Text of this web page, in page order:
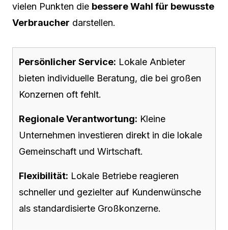
vielen Punkten die bessere Wahl für bewusste
Verbraucher darstellen.
Persönlicher Service: Lokale Anbieter
bieten individuelle Beratung, die bei großen
Konzernen oft fehlt.
Regionale Verantwortung: Kleine
Unternehmen investieren direkt in die lokale
Gemeinschaft und Wirtschaft.
Flexibilität: Lokale Betriebe reagieren
schneller und gezielter auf Kundenwünsche
als standardisierte Großkonzerne.